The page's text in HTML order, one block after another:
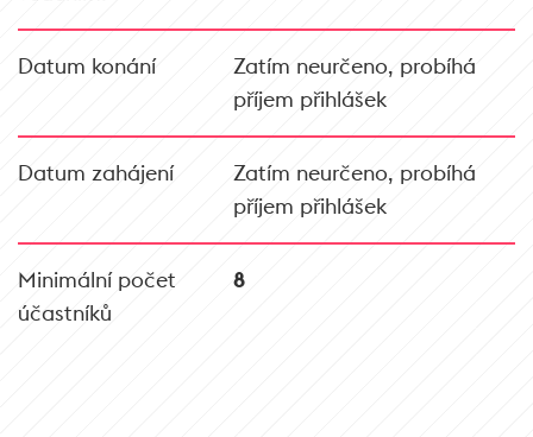
Datum konání
Zatím neurčeno, probíhá
příjem přihlášek
Datum zahájení
Zatím neurčeno, probíhá
příjem přihlášek
Minimální počet
účastníků
8